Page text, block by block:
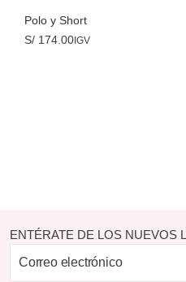
Polo y Short
S/ 174.00 IGV
ENTÉRATE DE LOS NUEVOS